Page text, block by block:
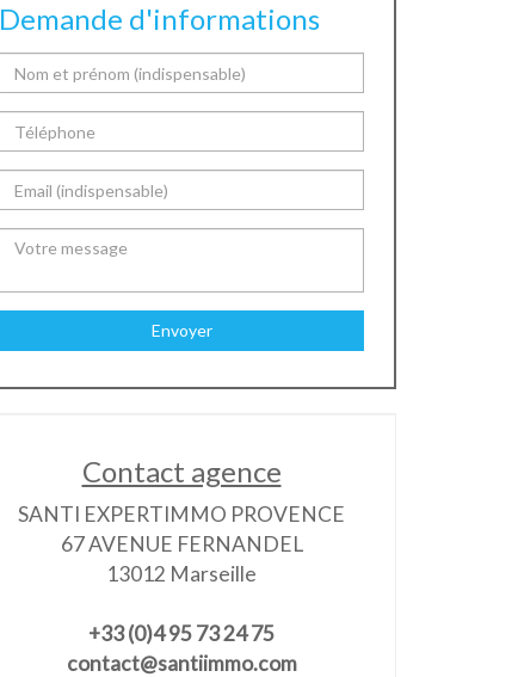
Demande d'informations
Nom et prénom
Téléphone
Email
Votre message
Envoyer
Contact agence
SANTI EXPERTIMMO PROVENCE
67 AVENUE FERNANDEL
13012 Marseille
+33 (0)4 95 73 24 75
contact@santiimmo.com